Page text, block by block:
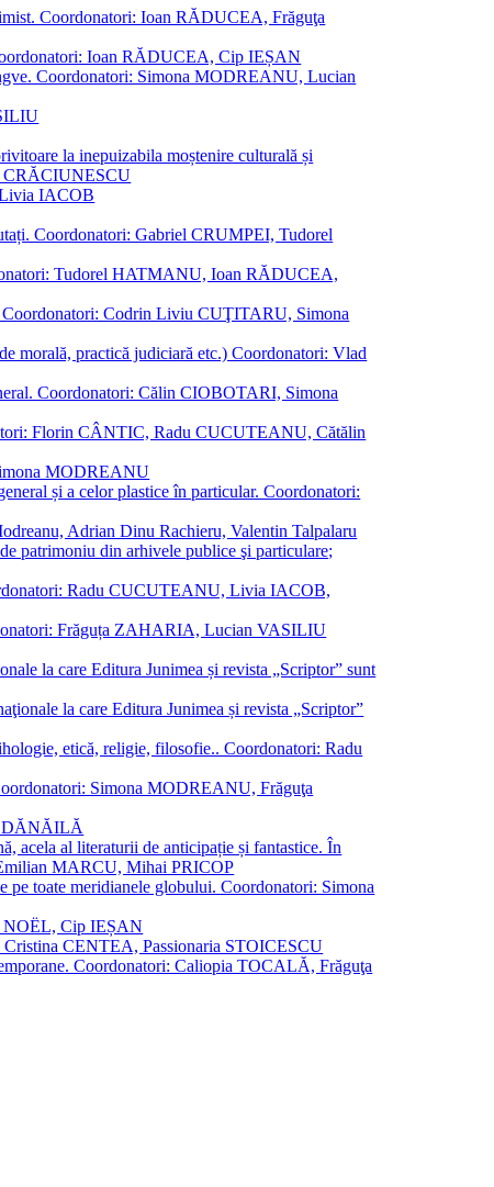
Coordonatori: Ioan RĂDUCEA, Frăguţa
Ioan RĂDUCEA, Cip IEȘAN
Coordonatori: Simona MODREANU, Lucian
la inepuizabila moștenire culturală și
CRĂCIUNESCU
Livia IACOB
Coordonatori: Gabriel CRUMPEI, Tudorel
Tudorel HATMANU, Ioan RĂDUCEA,
Coordonatori: Codrin Liviu CUŢITARU, Simona
morală, practică judiciară etc.) Coordonatori: Vlad
Coordonatori: Călin CIOBOTARI, Simona
Florin CÂNTIC, Radu CUCUTEANU, Cătălin
MODREANU
și a celor plastice în particular. Coordonatori:
Adrian Dinu Rachieru, Valentin Talpalaru
patrimoniu din arhivele publice şi particulare;
Radu CUCUTEANU, Livia IACOB,
Frăguța ZAHARIA, Lucian VASILIU
la care Editura Junimea și revista „Scriptor” sunt
la care Editura Junimea și revista „Scriptor”
etică, religie, filosofie.. Coordonatori: Radu
Simona MODREANU, Frăguţa
DĂNĂILĂ
acela al literaturii de anticipație și fantastice. În
MARCU, Mihai PRICOP
pe toate meridianele globului. Coordonatori: Simona
NOËL, Cip IEȘAN
Cristina CENTEA, Passionaria STOICESCU
Coordonatori: Caliopia TOCALĂ, Frăguţa